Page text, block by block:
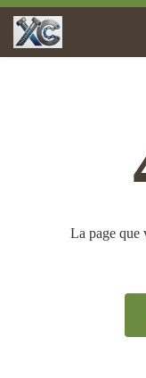
La page que